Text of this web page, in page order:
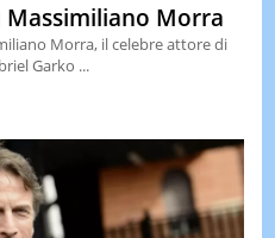
Massimiliano Morra
Morra, il celebre attore di
Garko ...